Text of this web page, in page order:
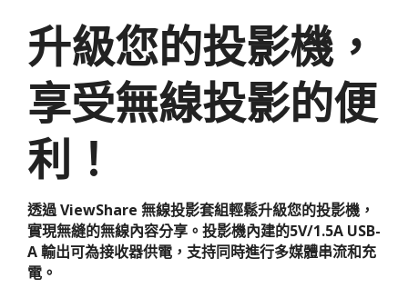
升級您的投影機，
享受無線投影的便
利！
透過 ViewShare 無線投影套組輕鬆升級您的投影機，
實現無縫的無線內容分享。投影機內建的5V/1.5A USB-
A 輸出可為接收器供電，支持同時進行多媒體串流和充
電。